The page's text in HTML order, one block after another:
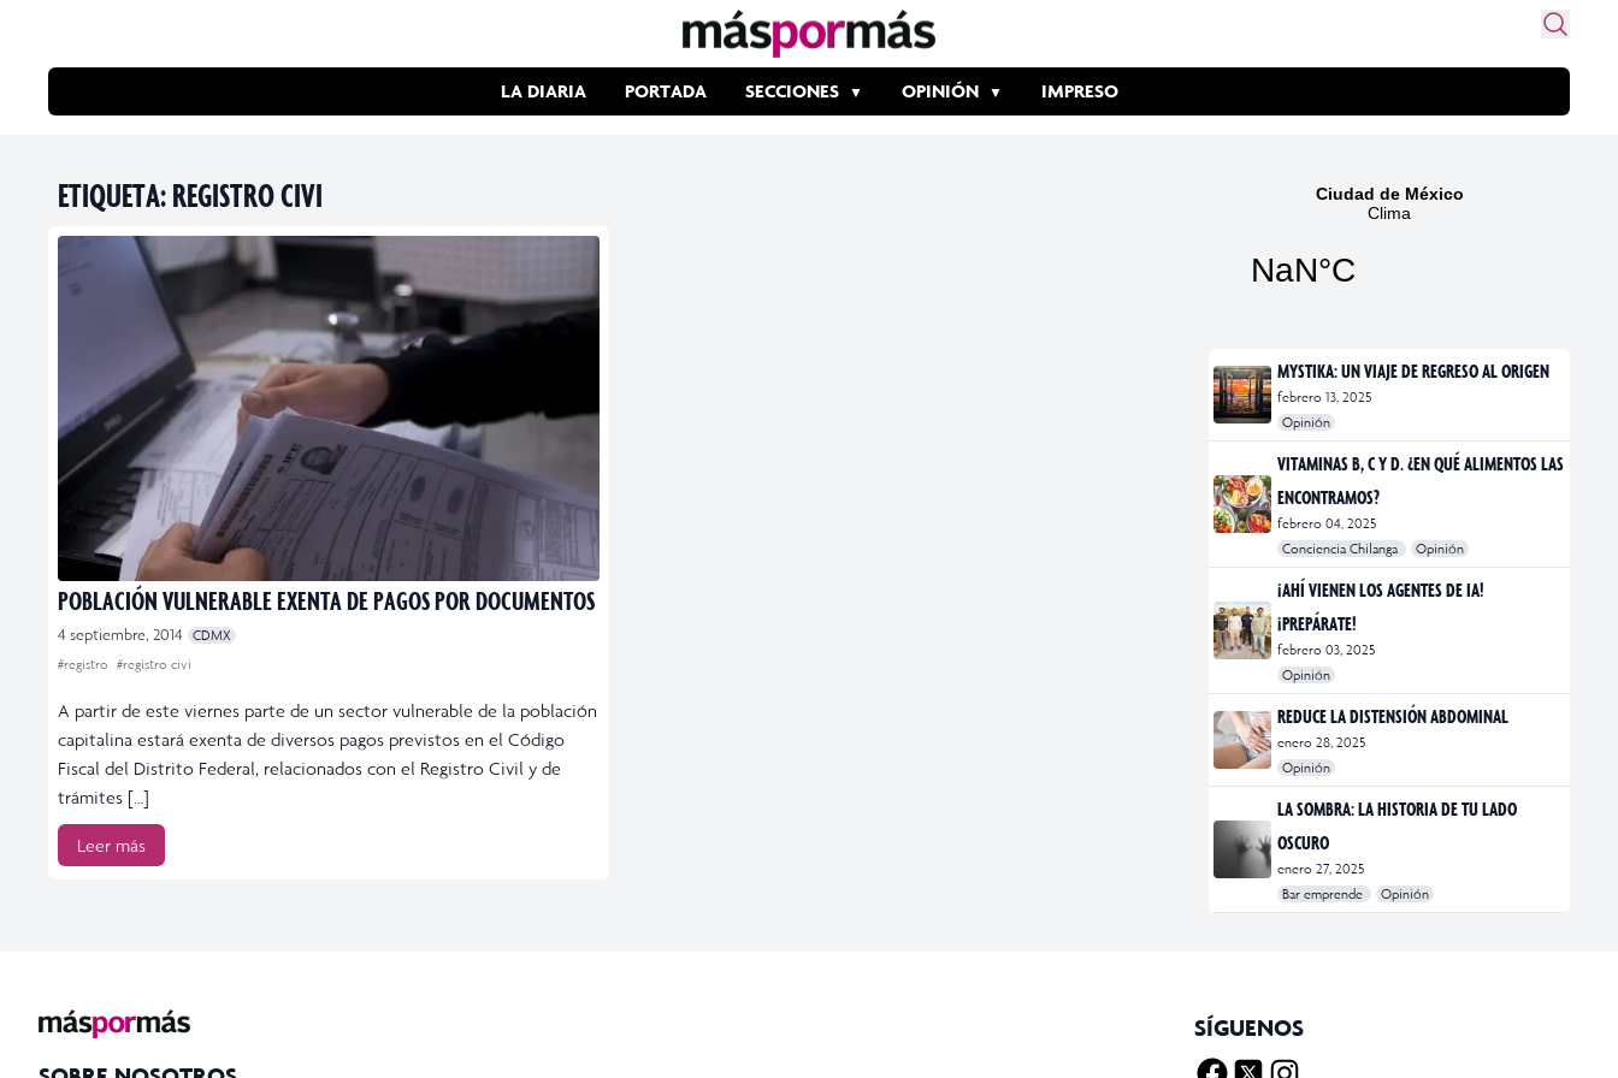
LA DIARIA PORTADA SECCIONES OPINIÓN IMPRESO
ETIQUETA:REGISTRO CIVI
POBLACIÓN VULNERABLE EXENTA DE PAGOS POR DOCUMENTOS
4 septiembre, 2014
CDMX
#registro #registro civi
A partir de este viernes parte de un sector vulnerable de la población
capitalina estará exenta de diversos pagos previstos en el Código
Fiscal del Distrito Federal, relacionados con el Registro Civil y de
trámites […]
Leer más
MYSTIKA: UN VIAJE DE REGRESO AL ORIGEN
febrero 13, 2025
Opinión
#exposiciones
#fotografía
VITAMINAS B, C Y D. ¿EN QUÉ ALIMENTOS LAS
ENCONTRAMOS?
febrero 04, 2025
Conciencia Chilanga
Opinión
#bienestar
#Opinión
#Principal
¡AHÍ VIENEN LOS AGENTES DE IA!
¡PREPÁRATE!
febrero 03, 2025
Opinión
#Bar Emprende
#Opinión
#Principal
REDUCE LA DISTENSIÓN ABDOMINAL
enero 28, 2025
Opinión
#bienestar
#Opinión
#Principal
#Salud
LA SOMBRA: LA HISTORIA DE TU LADO
OSCURO
enero 27, 2025
Bar emprende
Opinión
#Bar Emprende
#CDMX
#marketing
SÍGUENOS